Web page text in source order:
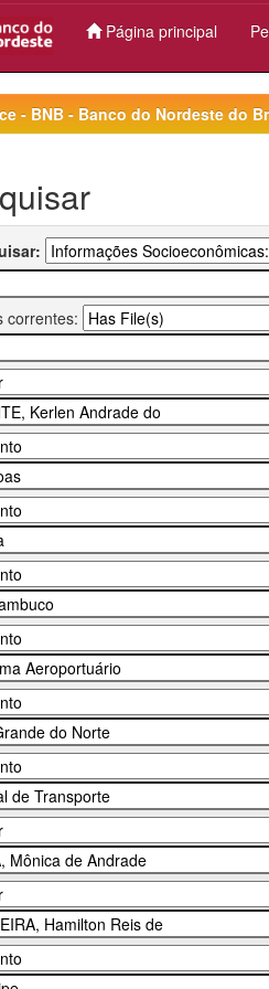
Página principal
- BNB - Banco do Nordeste do
correntes: